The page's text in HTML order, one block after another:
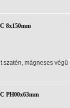
8x150mm
szatén, mágneses végű
PH00x63mm